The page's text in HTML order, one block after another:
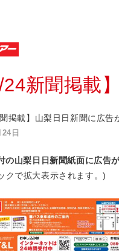
24新聞掲載
掲載】山梨日日新聞に広告
日
の山梨日日新聞紙面に広告
クで拡大表示されます。)